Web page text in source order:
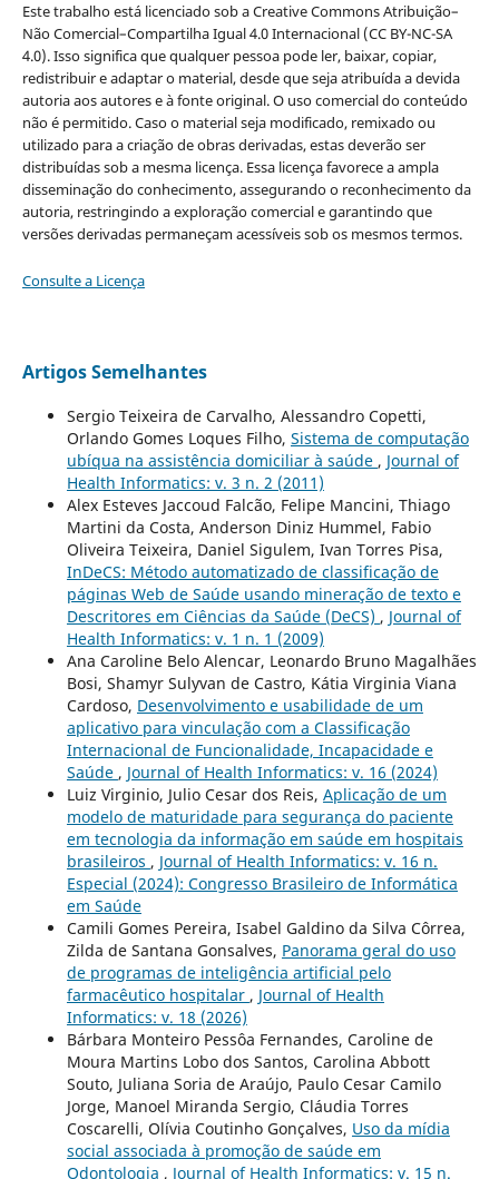
Este trabalho está licenciado sob a Creative Commons Atribuição–
Não Comercial–Compartilha Igual 4.0 Internacional (CC BY-NC-SA
4.0). Isso significa que qualquer pessoa pode ler, baixar, copiar,
redistribuir e adaptar o material, desde que seja atribuída a devida
autoria aos autores e à fonte original. O uso comercial do conteúdo
não é permitido. Caso o material seja modificado, remixado ou
utilizado para a criação de obras derivadas, estas deverão ser
distribuídas sob a mesma licença. Essa licença favorece a ampla
disseminação do conhecimento, assegurando o reconhecimento da
autoria, restringindo a exploração comercial e garantindo que
versões derivadas permaneçam acessíveis sob os mesmos termos.
Consulte a Licença
Artigos Semelhantes
Sergio Teixeira de Carvalho, Alessandro Copetti,
Orlando Gomes Loques Filho, Sistema de computação
ubíqua na assistência domiciliar à saúde , Journal of
Health Informatics: v. 3 n. 2 (2011)
Alex Esteves Jaccoud Falcão, Felipe Mancini, Thiago
Martini da Costa, Anderson Diniz Hummel, Fabio
Oliveira Teixeira, Daniel Sigulem, Ivan Torres Pisa,
InDeCS: Método automatizado de classificação de
páginas Web de Saúde usando mineração de texto e
Descritores em Ciências da Saúde (DeCS) , Journal of
Health Informatics: v. 1 n. 1 (2009)
Ana Caroline Belo Alencar, Leonardo Bruno Magalhães
Bosi, Shamyr Sulyvan de Castro, Kátia Virginia Viana
Cardoso, Desenvolvimento e usabilidade de um
aplicativo para vinculação com a Classificação
Internacional de Funcionalidade, Incapacidade e
Saúde , Journal of Health Informatics: v. 16 (2024)
Luiz Virginio, Julio Cesar dos Reis, Aplicação de um
modelo de maturidade para segurança do paciente
em tecnologia da informação em saúde em hospitais
brasileiros , Journal of Health Informatics: v. 16 n.
Especial (2024): Congresso Brasileiro de Informática
em Saúde
Camili Gomes Pereira, Isabel Galdino da Silva Côrrea,
Zilda de Santana Gonsalves, Panorama geral do uso
de programas de inteligência artificial pelo
farmacêutico hospitalar , Journal of Health
Informatics: v. 18 (2026)
Bárbara Monteiro Pessôa Fernandes, Caroline de
Moura Martins Lobo dos Santos, Carolina Abbott
Souto, Juliana Soria de Araújo, Paulo Cesar Camilo
Jorge, Manoel Miranda Sergio, Cláudia Torres
Coscarelli, Olívia Coutinho Gonçalves, Uso da mídia
social associada à promoção de saúde em
Odontologia , Journal of Health Informatics: v. 15 n.